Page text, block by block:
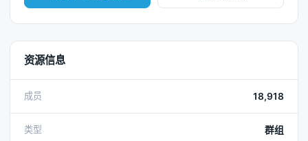
资源信息
成员 18,918
类型 群组